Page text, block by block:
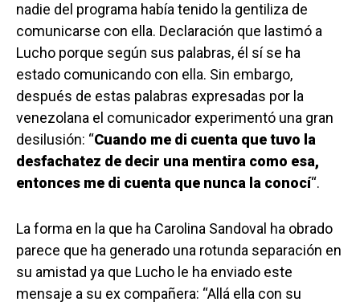
nadie del programa había tenido la gentiliza de
comunicarse con ella. Declaración que lastimó a
Lucho porque según sus palabras, él sí se ha
estado comunicando con ella. Sin embargo,
después de estas palabras expresadas por la
venezolana el comunicador experimentó una gran
desilusión: “Cuando me di cuenta que tuvo la
desfachatez de decir una mentira como esa,
entonces me di cuenta que nunca la conocí“.
La forma en la que ha Carolina Sandoval ha obrado
parece que ha generado una rotunda separación en
su amistad ya que Lucho le ha enviado este
mensaje a su ex compañera: “Allá ella con su